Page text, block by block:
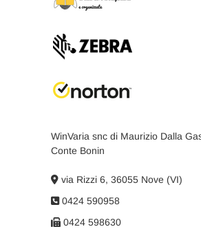
WinVaria snc di Maurizio Dalla
Conte Bonin
via Rizzi 6, 36055 Nove (VI)
0424 590958
0424 598630